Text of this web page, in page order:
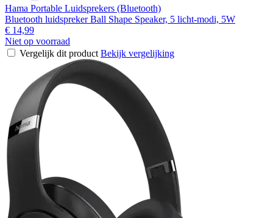
Hama Portable Luidsprekers (Bluetooth)
Bluetooth luidspreker Ball Shape Speaker, 5 licht-modi, 5W
€ 14,99
Niet op voorraad
Vergelijk dit product Bekijk vergelijking